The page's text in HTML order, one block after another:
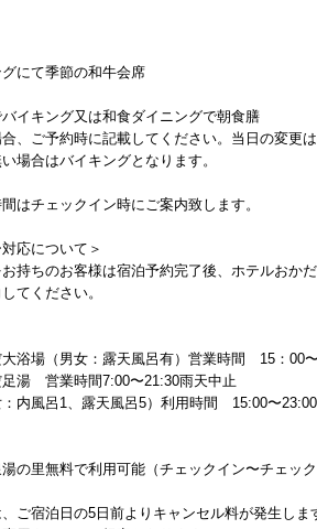
にて季節の和牛会席
イキング又は和食ダイニングで朝食膳
、ご予約時に記載してください。当日の変更は
場合はバイキングとなります。
はチェックイン時にご案内致します。
応について＞
持ちのお客様は宿泊予約完了後、ホテルおか
てください。
大浴場（男女：露天風呂有）営業時間 15：00
足湯 営業時間7:00〜21:30雨天中止
内風呂1、露天風呂5）利用時間 15:00〜
湯の里無料で利用可能（チェックイン〜チェック
ご宿泊日の5日前よりキャンセル料が発生しま